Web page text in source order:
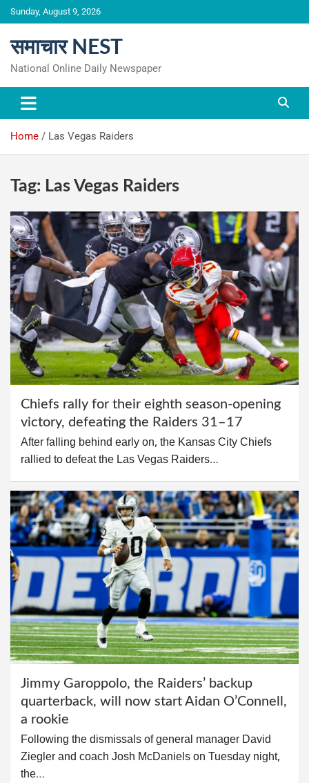
Skip
to
Sunday, August 9, 2026
समाचार NEST
National Online Daily Newspaper
Home Las Vegas Raiders
Tag: Las Vegas Raiders
Chiefs rally for their eighth season-opening
victory, defeating the Raiders 31–17
After falling behind early on, the Kansas City Chiefs
rallied to defeat the Las Vegas Raiders…
Jimmy Garoppolo, the Raiders’ backup
quarterback, will now start Aidan O’Connell,
a rookie
Following the dismissals of general manager David
Ziegler and coach Josh McDaniels on Tuesday night,
the…